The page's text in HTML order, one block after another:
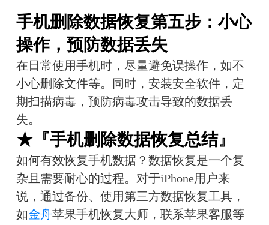
手机删除数据恢复第五步：小心
操作，预防数据丢失
在日常使用手机时，尽量避免误操作，如不
小心删除文件等。同时，安装安全软件，定
期扫描病毒，预防病毒攻击导致的数据丢
失。
★『手机删除数据恢复总结』
如何有效恢复手机数据？数据恢复是一个复
杂且需要耐心的过程。对于iPhone用户来
说，通过备份、使用第三方数据恢复工具，
如金舟苹果手机恢复大师，联系苹果客服等